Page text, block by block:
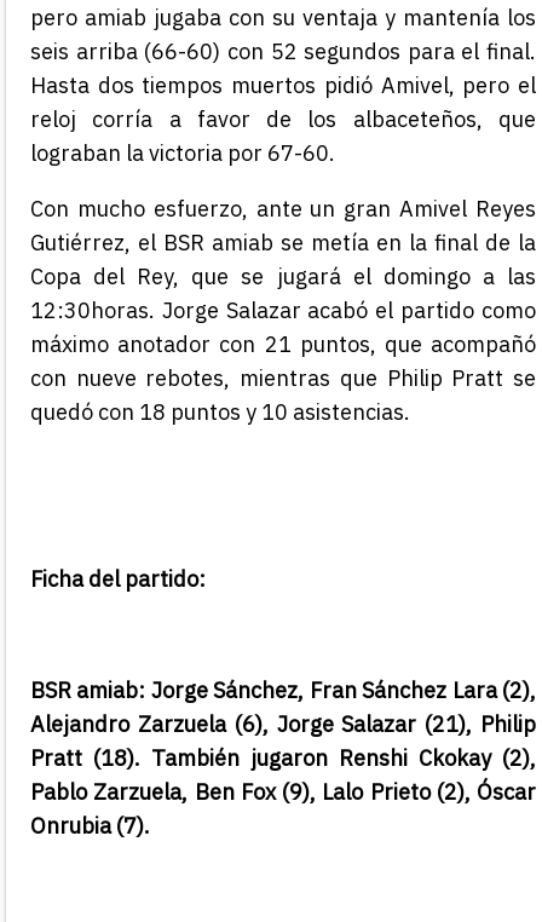
pero amiab jugaba con su ventaja y mantenía los
seis arriba (66-60) con 52 segundos para el final.
Hasta dos tiempos muertos pidió Amivel, pero el
reloj corría a favor de los albaceteños, que
lograban la victoria por 67-60.
Con mucho esfuerzo, ante un gran Amivel Reyes
Gutiérrez, el BSR amiab se metía en la final de la
Copa del Rey, que se jugará el domingo a las
12:30horas. Jorge Salazar acabó el partido como
máximo anotador con 21 puntos, que acompañó
con nueve rebotes, mientras que Philip Pratt se
quedó con 18 puntos y 10 asistencias.
Ficha del partido:
BSR amiab: Jorge Sánchez, Fran Sánchez Lara (2),
Alejandro Zarzuela (6), Jorge Salazar (21), Philip
Pratt (18). También jugaron Renshi Ckokay (2),
Pablo Zarzuela, Ben Fox (9), Lalo Prieto (2), Óscar
Onrubia (7).